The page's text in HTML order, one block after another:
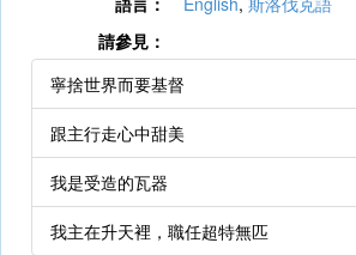
請參見：
寧捨世界而要基督
跟主行走心中甜美
我是受造的瓦器
我主在升天裡，職任超特無匹